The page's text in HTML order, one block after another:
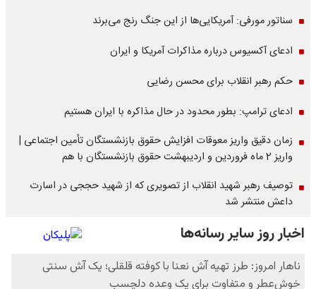
سناتور مورفی: آمریکایی‌ها از این جنگ رنج می‌برند
ادعای آکسیوس درباره مذاکرات آمریکا و ایران
حکم رهبر انقلاب برای محسن رضایی
ادعای ترامپ: بطور محدود در حال مذاکره با ایران هستیم
زمان دقیق واریز معوقات افزایش حقوق بازنشستگان تأمین اجتماعی |
واریز 2 ماه فروردین و اردیبهشت حقوق بازنشستگان با هم
توصیف رهبر شهید انقلاب از تصویری که از شهید حججی در اسارت
داعش منتشر شد